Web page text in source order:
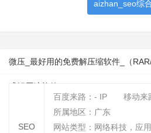
aizhan_seo综
微压_最好用的免费解压缩软件_（
式解压缩软件
SEO
百度来路： - IP 移动来
所属地区：广东
网站类型：网络科技，应